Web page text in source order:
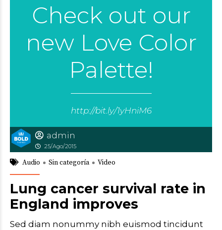
Check out our
new Love Color
Palette!
http://bit.ly/1yHniM6
admin
25/Ago/2015
Audio Sin categoría Video
Lung cancer survival rate in
England improves
Sed diam nonummy nibh euismod tincidunt